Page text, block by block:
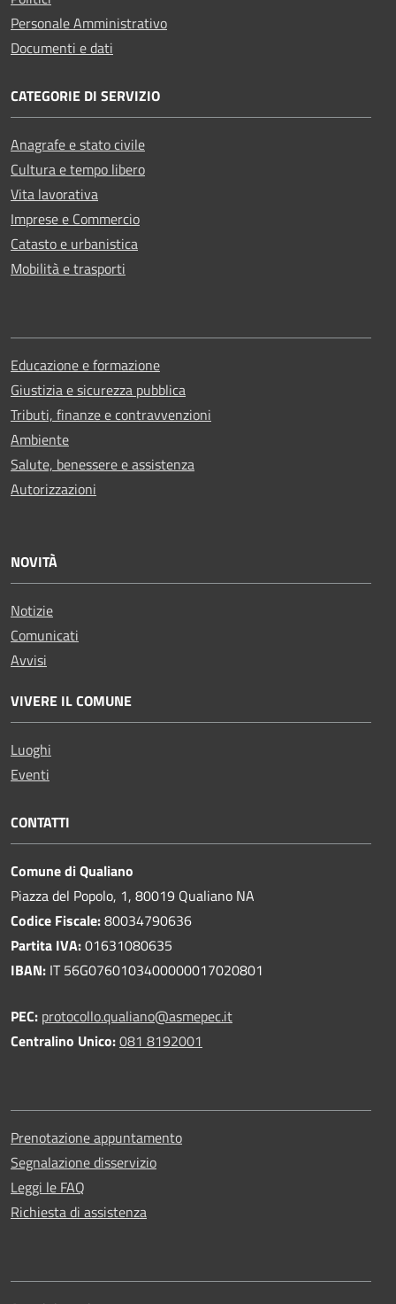
Personale Amministrativo
Documenti e dati
CATEGORIE DI SERVIZIO
Anagrafe e stato civile
Cultura e tempo libero
Vita lavorativa
Imprese e Commercio
Catasto e urbanistica
Mobilità e trasporti
Educazione e formazione
Giustizia e sicurezza pubblica
Tributi, finanze e contravvenzioni
Ambiente
Salute, benessere e assistenza
Autorizzazioni
NOVITÀ
Notizie
Comunicati
Avvisi
VIVERE IL COMUNE
Luoghi
Eventi
CONTATTI
Comune di Qualiano
Piazza del Popolo, 1, 80019 Qualiano NA
Codice Fiscale:80034790636
Partita IVA:01631080635
IBAN: IT 56G0760103400000017020801
PEC: protocollo.qualiano@asmepec.it
Centralino Unico:081 8192001
Prenotazione appuntamento
Segnalazione disservizio
Leggi le FAQ
Richiesta di assistenza